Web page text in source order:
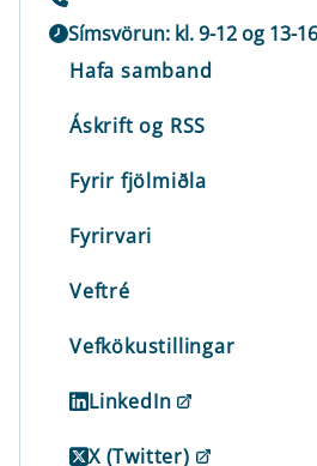
Símsvörun: kl. 9-12 og 13-16
Hafa samband
Áskrift og RSS
Fyrir fjölmiðla
Fyrirvari
Veftré
Vefkökustillingar
LinkedIn
X (Twitter)